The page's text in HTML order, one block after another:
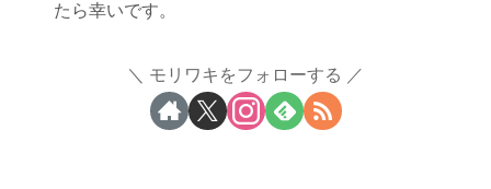
たら幸いです。
モリワキをフォローする